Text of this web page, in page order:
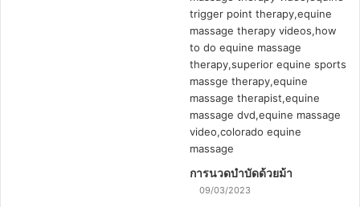
การนวดบำบัดด้วยม้า
09/03/2023